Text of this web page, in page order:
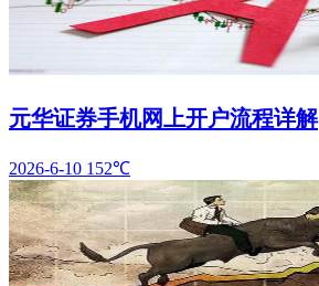
元华证券手机网上开户流程详解
2026-6-10 152℃